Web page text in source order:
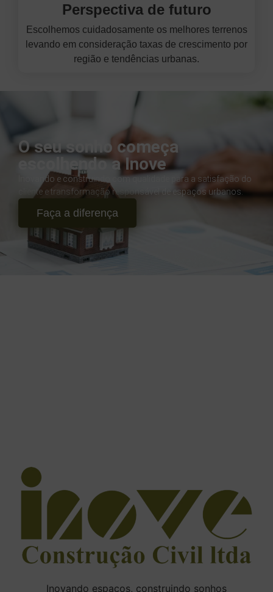
Perspectiva de futuro
Escolhemos cuidadosamente os melhores terrenos
levando em consideração taxas de crescimento por
região e tendências urbanas.
O seu sonho começa
escolhendo a Inove
Inovando e construindo com qualidade para a satisfação do
cliente e transformação responsável de espaços urbanos.
Faça a diferença
Inovando espaços, construindo sonhos